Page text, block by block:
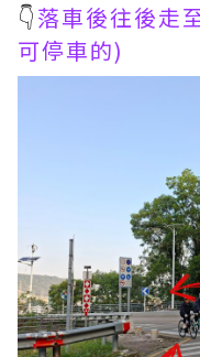
👇落車後往後走
可停車的)